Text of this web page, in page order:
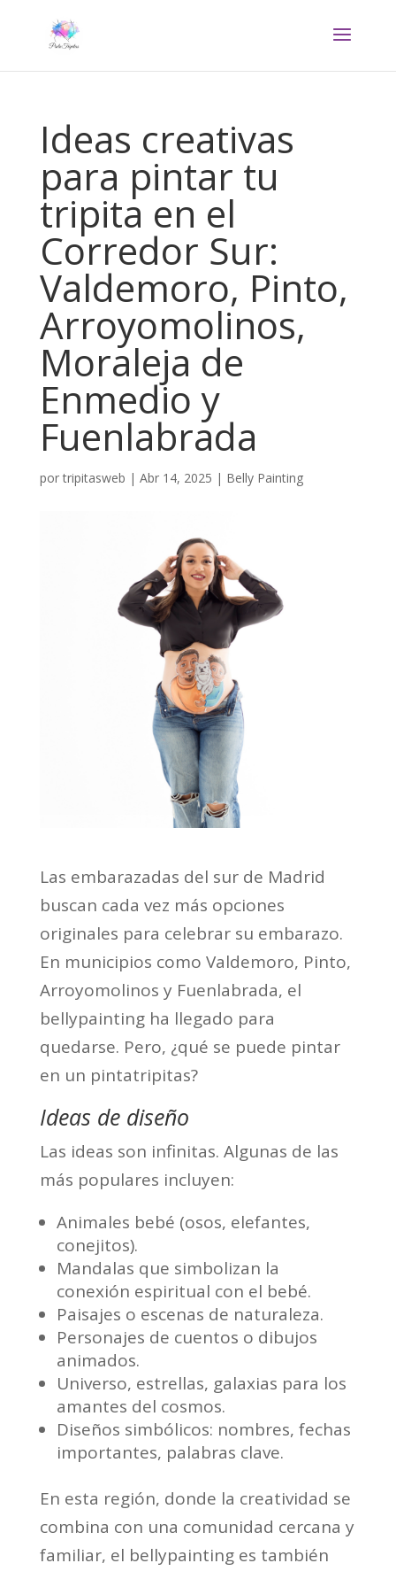
Ideas creativas
para pintar tu
tripita en el
Corredor Sur:
Valdemoro, Pinto,
Arroyomolinos,
Moraleja de
Enmedio y
Fuenlabrada
portripitasweb | Abr 14, 2025 | Belly Painting
Las embarazadas del sur de Madrid
buscan cada vez más opciones
originales para celebrar su embarazo.
En municipios como Valdemoro, Pinto,
Arroyomolinos y Fuenlabrada, el
bellypainting ha llegado para
quedarse. Pero, ¿qué se puede pintar
en un pintatripitas?
Ideas de diseño
Las ideas son infinitas. Algunas de las
más populares incluyen:
Animales bebé (osos, elefantes,
conejitos).
Mandalas que simbolizan la
conexión espiritual con el bebé.
Paisajes o escenas de naturaleza.
Personajes de cuentos o dibujos
animados.
Universo, estrellas, galaxias para los
amantes del cosmos.
Diseños simbólicos: nombres, fechas
importantes, palabras clave.
En esta región, donde la creatividad se
combina con una comunidad cercana y
familiar, el bellypainting es también